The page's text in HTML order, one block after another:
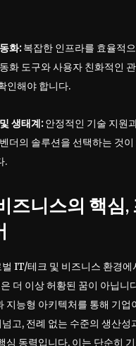
화:복잡한 인프라를 효율적
화 도구와 사용자 친화적인
인해야 합니다.
생태계:안정적인 기술 지원
더의 솔루션을 선택하는 것
.
즈니스의 핵심,
IT/테크 및 비즈니스 환경에
더 이상 허황된 꿈이 아닙니
지능형 아키텍처를 통해 기업
고, 전례 없는 수준의 생산성
심 동력입니다. 이는 단순히